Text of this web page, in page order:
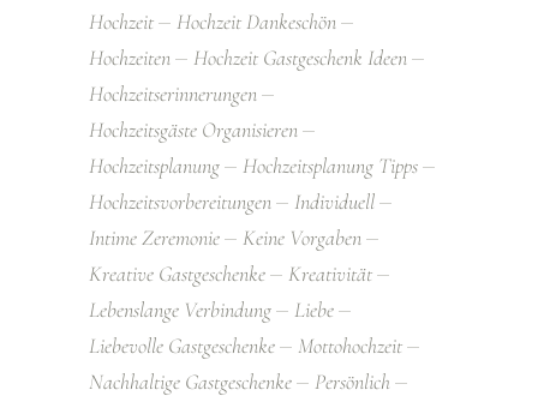
Hochzeit
Hochzeit Dankeschön
Hochzeiten
Hochzeit Gastgeschenk Ideen
Hochzeitserinnerungen
Hochzeitsgäste Organisieren
Hochzeitsplanung
Hochzeitsplanung Tipps
Hochzeitsvorbereitungen
Individuell
Intime Zeremonie
Keine Vorgaben
Kreative Gastgeschenke
Kreativität
Lebenslange Verbindung
Liebe
Liebevolle Gastgeschenke
Mottohochzeit
Nachhaltige Gastgeschenke
Persönlich